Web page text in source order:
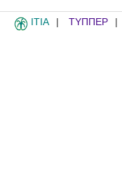
ITIA ΤΥΠΠΕΡ